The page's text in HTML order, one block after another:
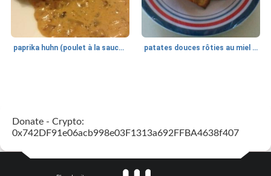
paprika huhn (poulet à la sauce paprika). patates douces rôties au miel / kumara
Donate - Crypto:
0x742DF91e06acb998e03F1313a692FFBA4638f407